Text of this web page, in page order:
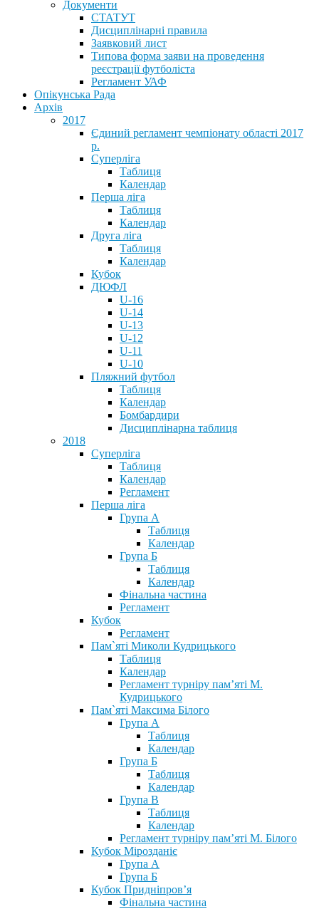
Документи
СТАТУТ
Дисциплінарні правила
Заявковий лист
Типова форма заяви на проведення
реєстрації футболіста
Регламент УАФ
Опікунська Рада
Архів
2017
Єдиний регламент чемпіонату області 2017
р.
Суперліга
Таблиця
Календар
Перша ліга
Таблиця
Календар
Друга ліга
Таблиця
Календар
Кубок
ДЮФЛ
U-16
U-14
U-13
U-12
U-11
U-10
Пляжний футбол
Таблиця
Календар
Бомбардири
Дисциплінарна таблиця
2018
Суперліга
Таблиця
Календар
Регламент
Перша ліга
Група А
Таблиця
Календар
Група Б
Таблиця
Календар
Фінальна частина
Регламент
Кубок
Регламент
Пам`яті Миколи Кудрицького
Таблиця
Календар
Регламент турніру пам’яті М.
Кудрицького
Пам`яті Максима Білого
Група А
Таблиця
Календар
Група Б
Таблиця
Календар
Група В
Таблиця
Календар
Регламент турніру пам’яті М. Білого
Кубок Мірозданіє
Група А
Група Б
Кубок Придніпров’я
Фінальна частина